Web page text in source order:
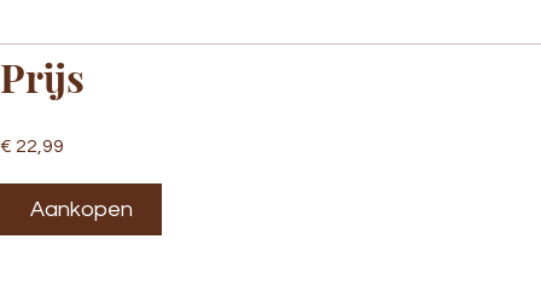
Prijs
€ 22,99
Aankopen